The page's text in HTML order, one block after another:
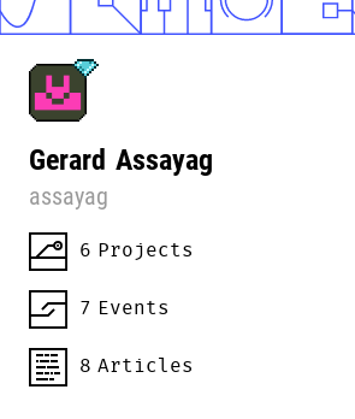
Gerard Assayag
assayag
6 Projects
7 Events
8 Articles